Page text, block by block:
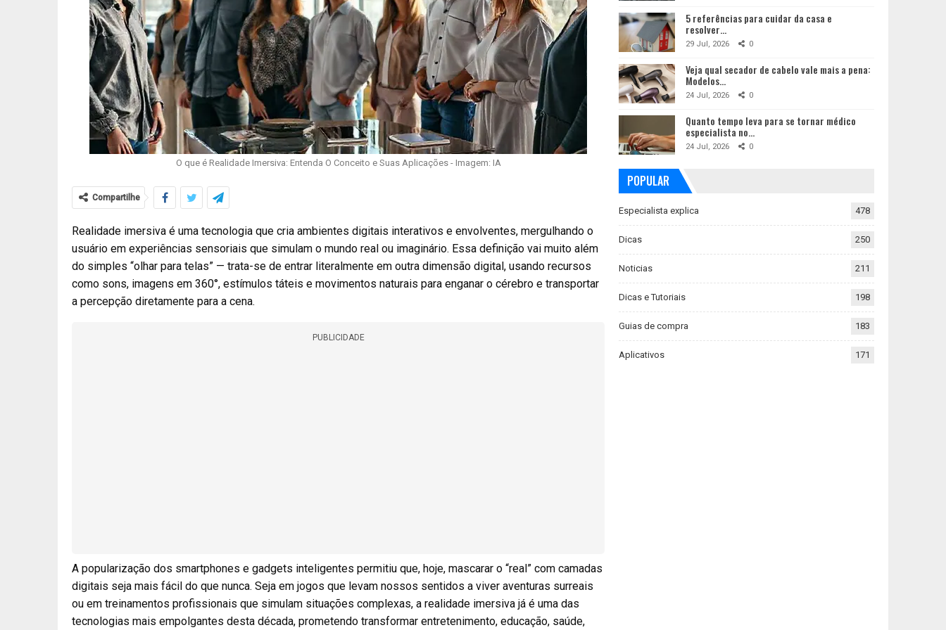
O que é Realidade Imersiva: Entenda O Conceito e Suas Aplicações - Imagem: IA
Compartilhe
Realidade imersiva é uma tecnologia que cria ambientes digitais interativos e envolventes, mergulhando o
usuário em experiências sensoriais que simulam o mundo real ou imaginário. Essa definição vai muito além
do simples “olhar para telas” — trata-se de entrar literalmente em outra dimensão digital, usando recursos
como sons, imagens em 360°, estímulos táteis e movimentos naturais para enganar o cérebro e transportar
a percepção diretamente para a cena.
PUBLICIDADE
A popularização dos smartphones e gadgets inteligentes permitiu que, hoje, mascarar o “real” com camadas
digitais seja mais fácil do que nunca. Seja em jogos que levam nossos sentidos a viver aventuras surreais
ou em treinamentos profissionais que simulam situações complexas, a realidade imersiva já é uma das
tecnologias mais empolgantes desta década, prometendo transformar entretenimento, educação, saúde,
5 referências para cuidar da casa e
resolver…
29 Jul, 2026 0
Veja qual secador de cabelo vale mais a pena:
Modelos…
24 Jul, 2026 0
Quanto tempo leva para se tornar médico
especialista no…
24 Jul, 2026 0
POPULAR
Especialista explica 478
Dicas 250
Noticias 211
Dicas e Tutoriais 198
Guias de compra 183
Aplicativos 171